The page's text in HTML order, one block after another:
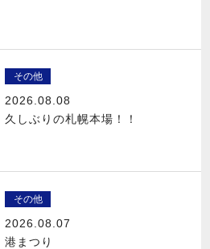
その他
2026.08.08
久しぶりの札幌本場！！
その他
2026.08.07
港まつり